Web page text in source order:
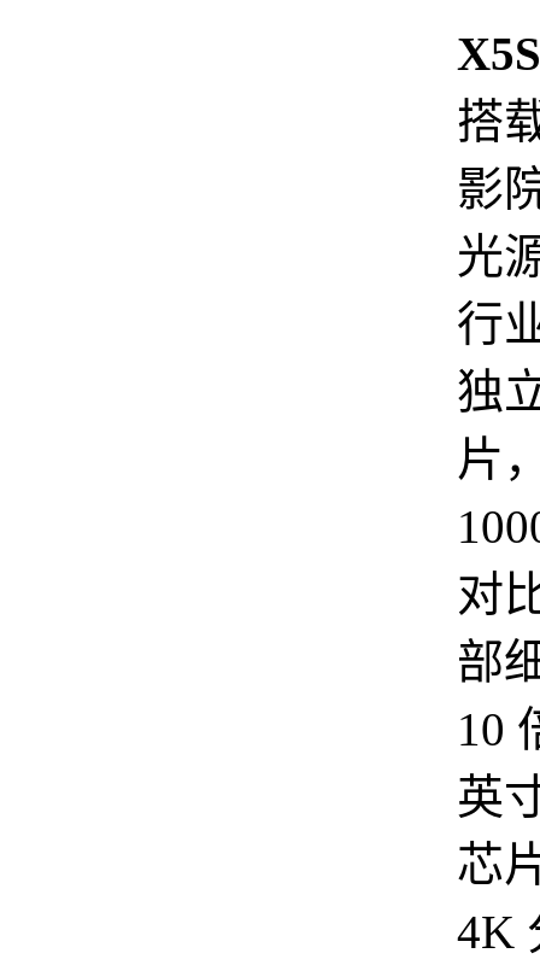
搭
影
光
行
独
片
对
部
10
英
芯
4K